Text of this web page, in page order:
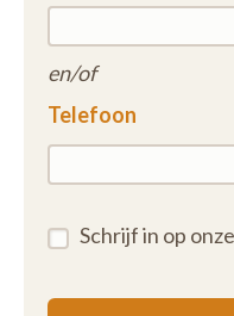
en/of
Telefoon
Schrijf in op